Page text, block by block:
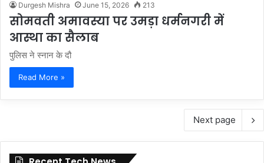
Durgesh Mishra June 15, 2026 213
सोमवती अमावस्या पर उमड़ा धर्मनगरी में
आस्था का सैलाब
पुलिस ने स्नान के दौ
Read More »
Next page